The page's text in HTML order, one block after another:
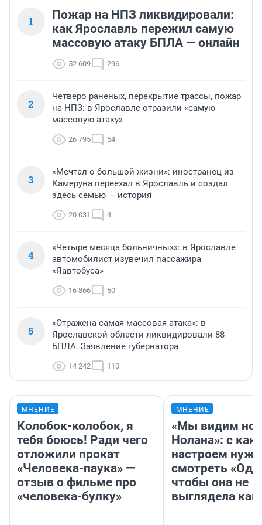
1
Пожар на НПЗ ликвидировали:
как Ярославль пережил самую
массовую атаку БПЛА — онлайн
52 609 296
2
Четверо раненых, перекрытие трассы, пожар
на НПЗ: в Ярославле отразили «самую
массовую атаку»
26 795 54
3
«Мечтал о большой жизни»: иностранец из
Камеруна переехал в Ярославль и создал
здесь семью — история
20 031 4
4
«Четыре месяца больничных»: в Ярославле
автомобилист изувечил пассажира
«Яавтобуса»
16 866 50
5
«Отражена самая массовая атака»: в
Ярославской области ликвидировали 88
БПЛА. Заявление губернатора
14 242 110
МНЕНИЕ
Колобок-колобок, я
тебя боюсь! Ради чего
отложили прокат
«Человека-паука» —
отзыв о фильме про
«человека-булку»
МНЕНИЕ
«Мы видим
Нолана»: с
настроем
смотреть
чтобы она не
выглядела как